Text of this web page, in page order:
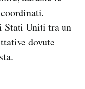
Stati Uniti tra un
dovute